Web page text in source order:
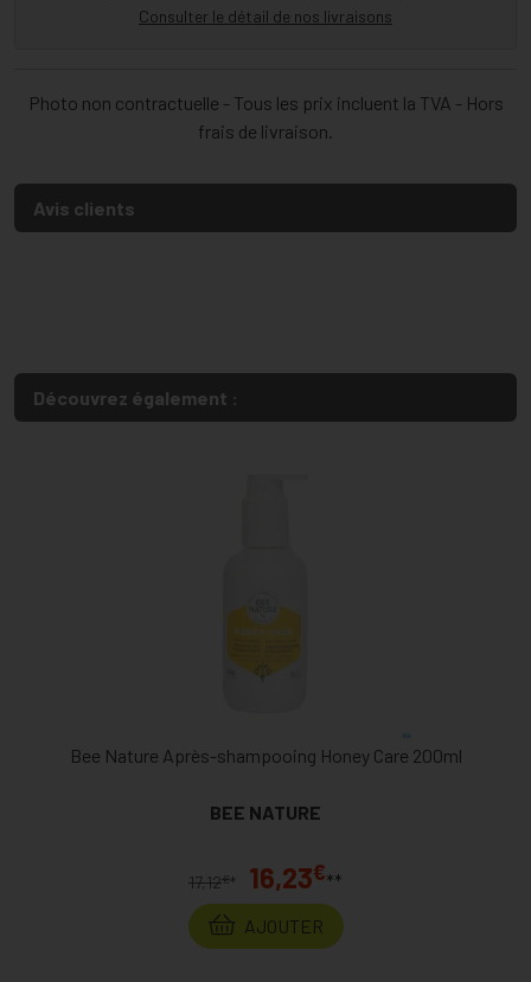
Consulter le détail de nos livraisons
Photo non contractuelle - Tous les prix incluent la TVA - Hors
frais de livraison.
Avis clients
Découvrez également :
Bee Nature Après-shampooing Honey Care 200ml
BEE NATURE
17,12€* 16,23€**
AJOUTER